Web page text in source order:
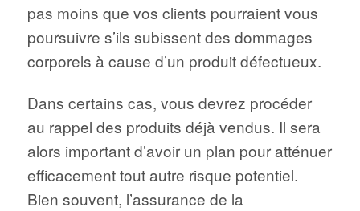
pas moins que vos clients pourraient vous
poursuivre s’ils subissent des dommages
corporels à cause d’un produit défectueux.
Dans certains cas, vous devrez procéder
au rappel des produits déjà vendus. Il sera
alors important d’avoir un plan pour atténuer
efficacement tout autre risque potentiel.
Bien souvent, l’assurance de la